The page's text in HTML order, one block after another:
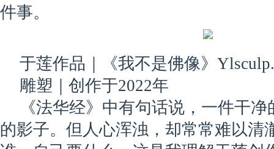
件事。
于莲作品｜《我不是佛像》
雕塑｜创作于2022年
《法华经》中有句话说，一件干
的影子。但人心浑浊，却常常难以清